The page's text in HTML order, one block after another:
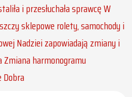
i przesłuchała sprawcęW
sklepowe rolety, samochody i
Nadziei zapowiadają zmiany i
Zmiana harmonogramu
Dobra